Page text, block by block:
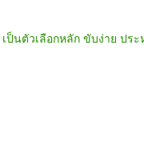
เป็นตัวเลือกหลัก ขับง่าย ปร